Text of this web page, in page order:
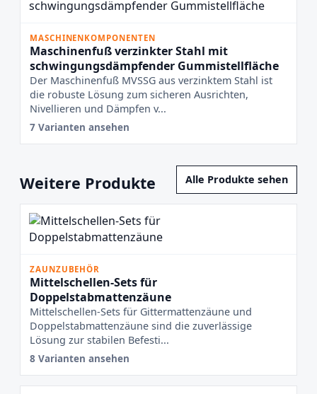
MASCHINENKOMPONENTEN
Maschinenfuß verzinkter Stahl mit
schwingungsdämpfender Gummistellfläche
Der Maschinenfuß MVSSG aus verzinktem Stahl ist
die robuste Lösung zum sicheren Ausrichten,
Nivellieren und Dämpfen v...
7 Varianten ansehen
Weitere Produkte Alle Produkte sehen
ZAUNZUBEHÖR
Mittelschellen-Sets für
Doppelstabmattenzäune
Mittelschellen-Sets für Gittermattenzäune und
Doppelstabmattenzäune sind die zuverlässige
Lösung zur stabilen Befesti...
8 Varianten ansehen